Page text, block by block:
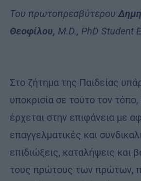
Του πρωτοπρεσβύτερου
Θεοφίλου, M.D., PhD Student
Στο ζήτημα της Παιδείας
υποκρισία σε τούτο τον
έρχεται στην επιφάνεια με
επαγγελματικές και
επιδιώξεις, καταλήψεις και
τους πρώτους των πρώτων,